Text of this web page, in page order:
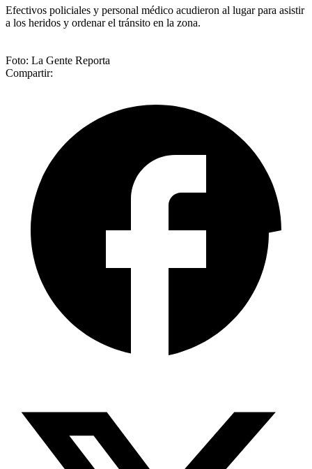
Efectivos policiales y personal médico acudieron al lugar para asistir
a los heridos y ordenar el tránsito en la zona.
Foto: La Gente Reporta
Compartir: